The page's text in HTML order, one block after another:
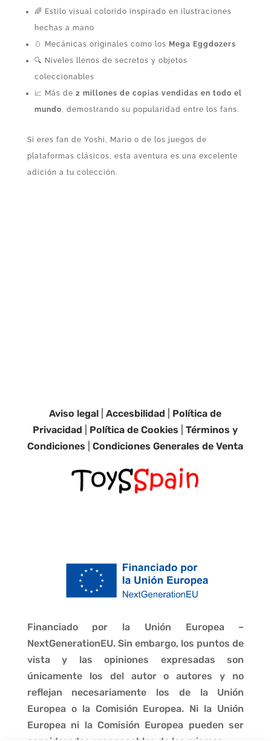
🌈 Estilo visual colorido inspirado en ilustraciones
hechas a mano
🥚 Mecánicas originales como los Mega Eggdozers
🔍 Niveles llenos de secretos y objetos
coleccionables
📈 Más de 2 millones de copias vendidas en todo el
mundo , demostrando su popularidad entre los fans.
Si eres fan de Yoshi, Mario o de los juegos de
plataformas clásicos, esta aventura es una excelente
adición a tu colección.
Aviso legal |Accesbilidad
Política de
Privacidad
Política de Cookies |Términos y
Condiciones |Condiciones Generales de Venta
Financiado por la Unión Europea –
NextGenerationEU. Sin embargo, los puntos de
vista y las opiniones expresadas son
únicamente los del autor o autores y no
reflejan necesariamente los de la Unión
Europea o la Comisión Europea. Ni la Unión
Europea ni la Comisión Europea pueden ser